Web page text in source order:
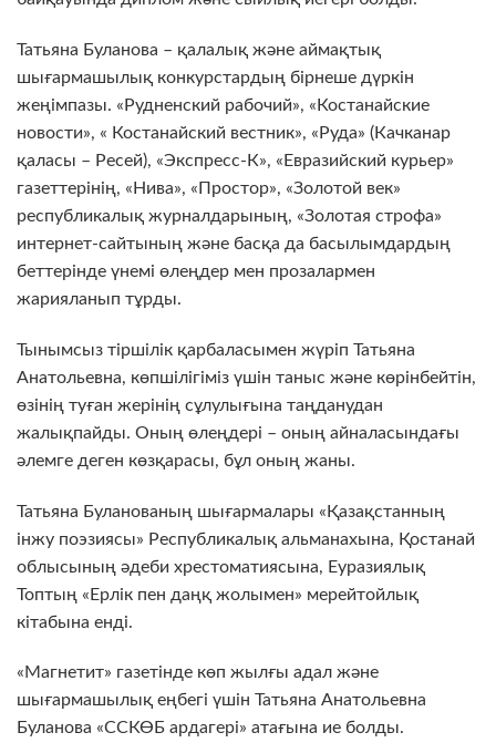
Татьяна Буланова – қалалық және аймақтық
шығармашылық конкурстардың бірнеше дүркін
жеңімпазы. «Рудненский рабочий», «Костанайские
новости», « Костанайский вестник», «Руда» (Качканар
қаласы – Ресей), «Экспресс-К», «Евразийский курьер»
газеттерінің, «Нива», «Простор», «Золотой век»
республикалық журналдарының, «Золотая строфа»
интернет-сайтының және басқа да басылымдардың
беттерінде үнемі өлеңдер мен прозалармен
жарияланып тұрды.
Тынымсыз тіршілік қарбаласымен жүріп Татьяна
Анатольевна, көпшілігіміз үшін таныс және көрінбейтін,
өзінің туған жерінің сұлулығына таңданудан
жалықпайды. Оның өлеңдері – оның айналасындағы
әлемге деген көзқарасы, бұл оның жаны.
Татьяна Буланованың шығармалары «Қазақстанның
інжу поэзиясы» Республикалық альманахына, Қостанай
облысының әдеби хрестоматиясына, Еуразиялық
Топтың «Ерлік пен даңқ жолымен» мерейтойлық
кітабына енді.
«Магнетит» газетінде көп жылғы адал және
шығармашылық еңбегі үшін Татьяна Анатольевна
Буланова «ССКӨБ ардагері» атағына ие болды.